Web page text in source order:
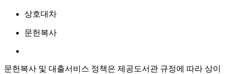
상호대차
문헌복사
문헌복사 및 대출서비스 정책은 제공도서관 규정에 따라 상이